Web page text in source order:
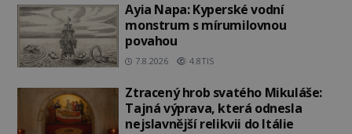
Ayia Napa: Kyperské vodní
monstrum s mírumilovnou
povahou
7.8.2026 4.8TIS
Ztracený hrob svatého Mikuláše:
Tajná výprava, která odnesla
nejslavnější relikvii do Itálie